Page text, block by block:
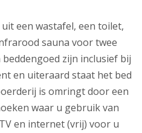
een wastafel, een toilet,
sauna voor twee
zijn inclusief bij
en uiteraard staat het bed
is omringt door een
waar u gebruik van
en internet (vrij) voor u